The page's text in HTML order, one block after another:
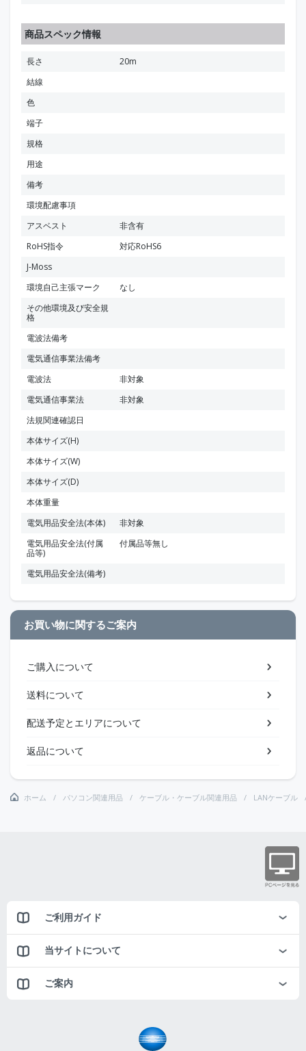
商品スペック情報
長さ
20m
結線
色
端子
規格
用途
備考
環境配慮事項
アスベスト
非含有
RoHS指令
対応RoHS6
J-Moss
環境自己主張マーク
なし
その他環境及び安全規
格
電波法備考
電気通信事業法備考
電波法
非対象
電気通信事業法
非対象
法規関連確認日
本体サイズ(H)
本体サイズ(W)
本体サイズ(D)
本体重量
電気用品安全法(本体)
非対象
電気用品安全法(付属
品等)
付属品等無し
電気用品安全法(備考)
お買い物に関するご案内
ご購入について
送料について
配送予定とエリアについて
返品について
ホーム パソコン関連用品 ケーブル・ケーブル関連用品 LANケーブル
ご利用ガイド
当サイトについて
ご案内